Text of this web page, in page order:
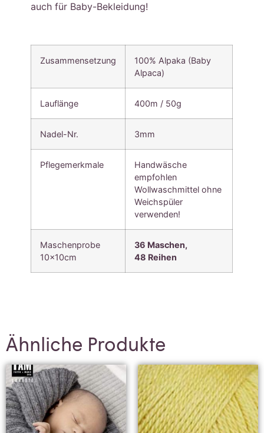
auch für Baby-Bekleidung!
Zusammensetzung
100% Alpaka (Baby
Alpaca)
Lauflänge 400m / 50g
Nadel-Nr. 3mm
Pflegemerkmale
Handwäsche
empfohlen
Wollwaschmittel ohne
Weichspüler
verwenden!
Maschenprobe
10x10cm
36 Maschen,
48 Reihen
Ähnliche Produkte